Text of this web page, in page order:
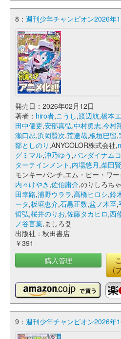
8： 週刊少年チャンピオン2026年
発売日：2026年02月12日
著者： hiro者,こうし,渡辺航,橋本
田中優吏,安部真弘,中村勇志,今村
瀬口忍,浜岡賢次,荒達哉,板垣巴留,
部としのり ,ANYCOLOR株式会社,
グミマル,沖乃ゆう ,バンダイナム
ターテインメント ,内場悠月 ,柴田
モンキーパンチ,エム・ピー・ワ
内々けやき ,佐伯庸介,のりしろち
田幸路,浦野ウララ,高橋ヒロシ,鈴
ータ,板垣恵介,石黒正数,盆ノ木至,
哲弘,桜井のりお,佐藤タカヒロ,西
ノ谷言葉,ましろ爻
出版社：秋田書店
￥391
購入管理
(
9： 週刊少年チャンピオン2026年